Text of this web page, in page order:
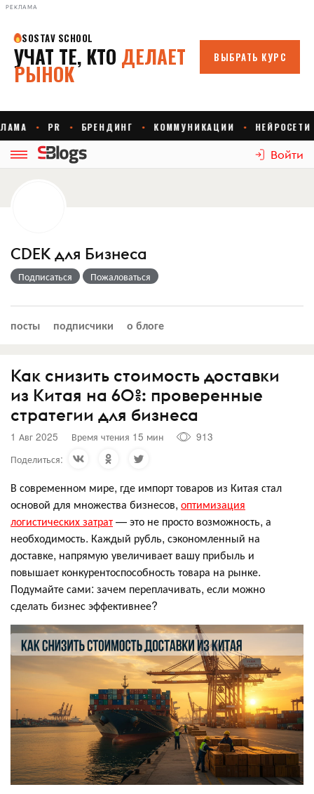
РЕКЛАМА
Войти
CDEK для Бизнеса
Подписаться Пожаловаться
посты подписчики о блоге
Как снизить стоимость доставки
из Китая на 60%: проверенные
стратегии для бизнеса
1 Авг 2025 Время чтения 15 мин
913
Поделиться:
В современном мире, где импорт товаров из Китая стал
основой для множества бизнесов, оптимизация
логистических затрат— это не просто возможность, а
необходимость. Каждый рубль, сэкономленный на
доставке, напрямую увеличивает вашу прибыль и
повышает конкурентоспособность товара на рынке.
Подумайте сами: зачем переплачивать, если можно
сделать бизнес эффективнее?